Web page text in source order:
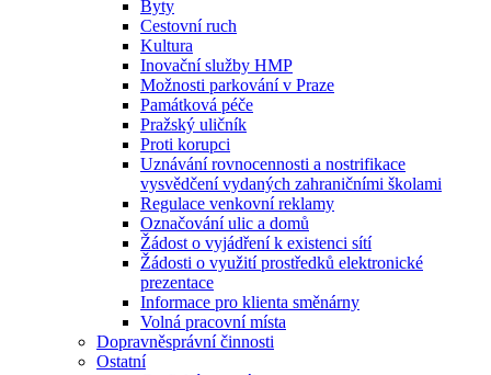
Byty
Cestovní ruch
Kultura
Inovační služby HMP
Možnosti parkování v Praze
Památková péče
Pražský uličník
Proti korupci
Uznávání rovnocennosti a nostrifikace
vysvědčení vydaných zahraničními školami
Regulace venkovní reklamy
Označování ulic a domů
Žádost o vyjádření k existenci sítí
Žádosti o využití prostředků elektronické
prezentace
Informace pro klienta směnárny
Volná pracovní místa
Dopravněsprávní činnosti
Ostatní